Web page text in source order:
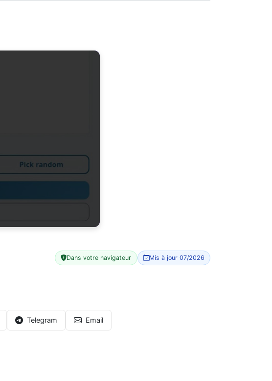
Dans votre navigateur Mis à jour 07/2026
Telegram Email